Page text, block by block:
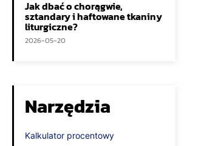
Jak dbać o chorągwie,
sztandary i haftowane tkaniny
liturgiczne?
2026-05-20
Narzędzia
Kalkulator procentowy